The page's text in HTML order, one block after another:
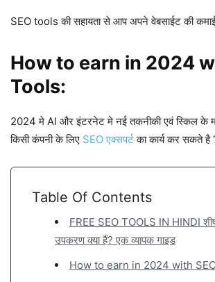
SEO tools की सहायता से आप अपने वेबसाईट की
How to earn in 2024
Tools:
2024 मे AI और इंटरनेट मे नई तकनीकी एवं स्किल के
किसी कंपनी के लिए SEO एक्सपर्टका कार्य कर सकते है
Table Of Contents
FREE SEO TOOLS IN HINDI
उपकरण क्या हैं? एक व्यापक गाइड
How to earn in 2024 with